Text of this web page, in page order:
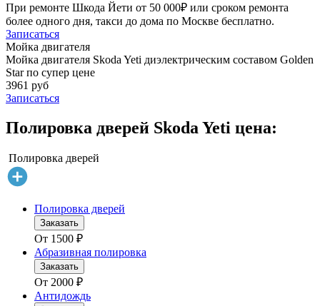
При ремонте Шкода Йети от 50 000₽ или сроком ремонта
более одного дня, такси до дома по Москве бесплатно.
Записаться
Мойка двигателя
Мойка двигателя Skoda Yeti диэлектрическим составом Golden
Star по супер цене
3961 руб
Записаться
Полировка дверей Skoda Yeti цена:
Полировка дверей
Полировка дверей
Заказать
От 1500 ₽
Абразивная полировка
Заказать
От 2000 ₽
Антидождь